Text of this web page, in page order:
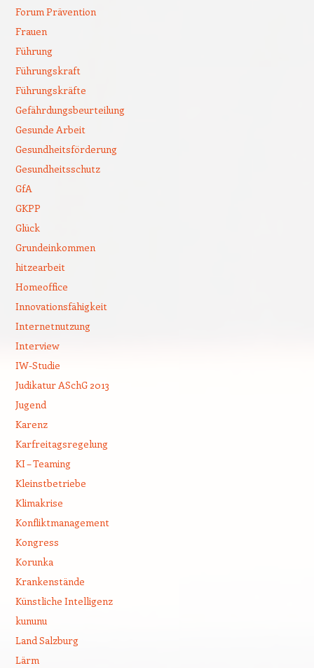
Forum Prävention
Frauen
Führung
Führungskraft
Führungskräfte
Gefährdungsbeurteilung
Gesunde Arbeit
Gesundheitsförderung
Gesundheitsschutz
GfA
GKPP
Glück
Grundeinkommen
hitzearbeit
Homeoffice
Innovationsfähigkeit
Internetnutzung
Interview
IW-Studie
Judikatur ASchG 2013
Jugend
Karenz
Karfreitagsregelung
KI – Teaming
Kleinstbetriebe
Klimakrise
Konfliktmanagement
Kongress
Korunka
Krankenstände
Künstliche Intelligenz
kununu
Land Salzburg
Lärm